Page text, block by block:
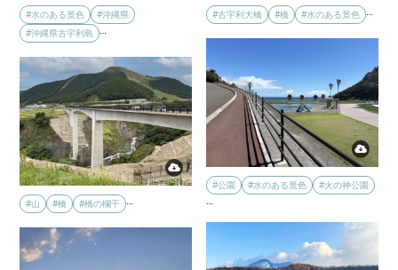
#水のある景色
#沖縄県
#沖縄県古宇利島
#古宇利大橋 #橋 #水のある景色
#公園 #水のある景色
#火の神公園
…
#山 #橋 #橋の欄干 …